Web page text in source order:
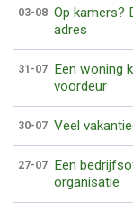
03-08 Op kamers?
adres
31-07 Een woning
voordeur
30-07 Veel
27-07 Een
organisatie